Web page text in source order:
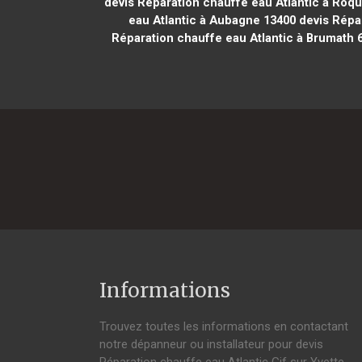
eau Atlantic à Aubagne 13400 devis
Réparation chauffe eau Atlantic à Brumath
Informations
Trouvez toutes les informations en contactant
notre dépanneur ou installateur pour devis